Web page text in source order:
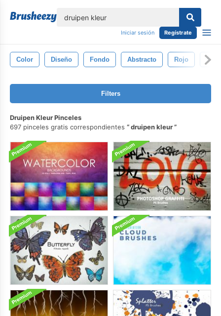
Iniciar sesión Regístrate
Color Diseño Fondo Abstracto Rojo
Filters
Druipen Kleur Pinceles
697 pinceles gratis correspondientes
druipen kleur